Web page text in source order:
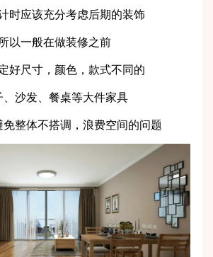
时应该充分考虑后期的装饰
所以一般在做装修之前
好尺寸，颜色，款式不同的
、沙发、餐桌等大件家具
免整体不搭调，浪费空间的问题